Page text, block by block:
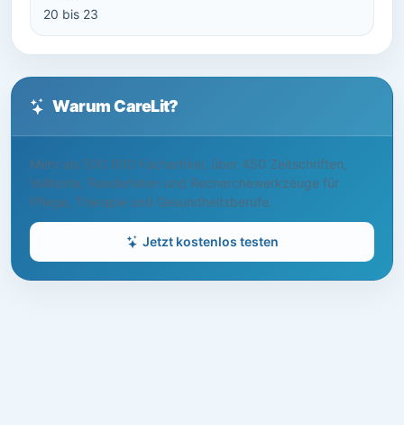
20 bis 23
Warum CareLit?
Mehr als 500.000 Fachartikel, über 450 Zeitschriften,
Volltexte, Readerlisten und Recherchewerkzeuge für
Pflege, Therapie und Gesundheitsberufe.
Jetzt kostenlos testen